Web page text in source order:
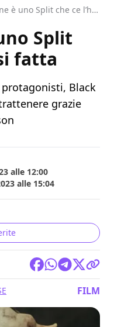
Black Phone è uno Split che ce l’ha quasi fatta
Split
fatta
Black
grazie
alle 12:00
alle 15:04
FILM